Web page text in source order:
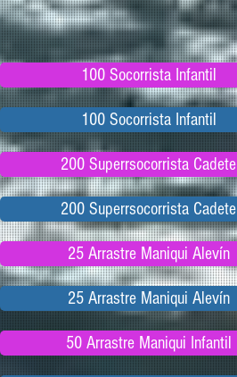
100 Socorrista Infantil
100 Socorrista Infantil
200 Superrsocorrista Cadete
200 Superrsocorrista Cadete
25 Arrastre Maniqui Alevín
25 Arrastre Maniqui Alevín
50 Arrastre Maniqui Infantil